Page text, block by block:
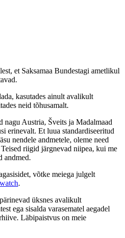
et Saksamaa Bundestagi ametlikul
kasutades ainult avalikult
neid tõhusamalt.
nagu Austria, Šveits ja Madalmaad
erinevalt. Et luua standardiseeritud
nendele andmetele, oleme need
riigid järgnevad niipea, kui me
andmed.
võtke meiega julgelt
.
üksnes avalikult
ega sisalda varasematel aegadel
Läbipaistvus on meie